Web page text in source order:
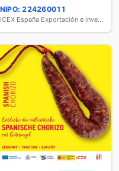
NIPO: 224260011
ICEX España Exportación e Inversiones